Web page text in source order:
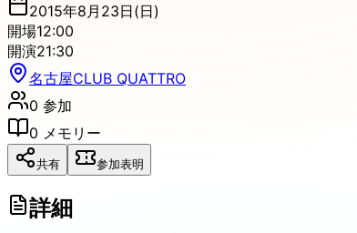
2015年8月23日(日)
開場12:00
開演21:30
名古屋CLUB QUATTRO
0 参加
0 メモリー
共有 参加表明
詳細